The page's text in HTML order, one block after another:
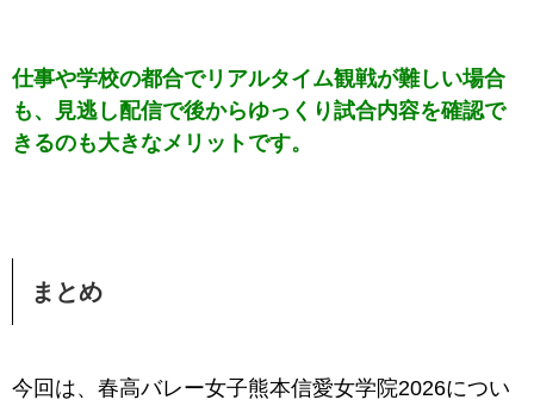
仕事や学校の都合でリアルタイム観戦が難しい場合
も、見逃し配信で後からゆっくり試合内容を確認で
きるのも大きなメリットです。
まとめ
今回は、 春高バレー女子熊本信愛女学院2026につい